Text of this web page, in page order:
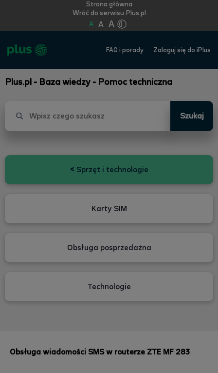
Strona główna
Wróć do serwisu Plus.pl
A A A
FAQ i porady Zaloguj się do iPlus
Plus.pl - Baza wiedzy - Pomoc techniczna
Szukaj
< Sprzęt i technologie
Karty SIM
Obsługa posprzedażna
Technologie
Obsługa wiadomości SMS w routerze ZTE MF 283